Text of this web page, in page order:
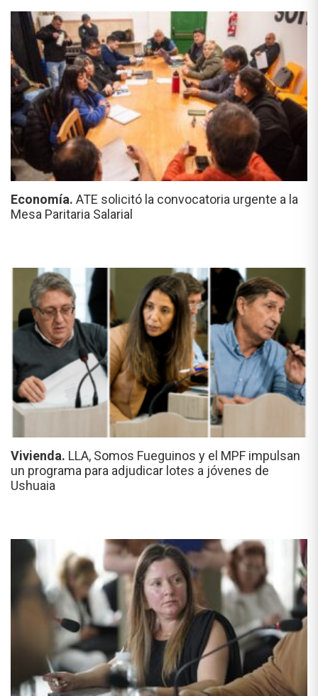
Economía. ATE solicitó la convocatoria urgente a la
Mesa Paritaria Salarial
Vivienda. LLA, Somos Fueguinos y el MPF impulsan
un programa para adjudicar lotes a jóvenes de
Ushuaia